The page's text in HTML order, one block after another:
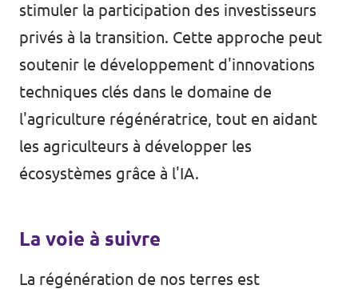
stimuler la participation des investisseurs
privés à la transition. Cette approche peut
soutenir le développement d'innovations
techniques clés dans le domaine de
l'agriculture régénératrice, tout en aidant
les agriculteurs à développer les
écosystèmes grâce à l'IA.
La voie à suivre
La régénération de nos terres est